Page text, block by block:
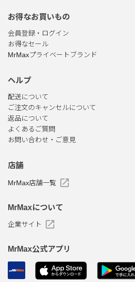
お得なお買いもの
会員登録・ログイン
お得なセール
MrMaxプライベートブランド
ヘルプ
配送について
ご注文のキャンセルについて
返品について
よくあるご質問
お問い合わせ・ご意見
店舗
MrMax店舗一覧
MrMaxについて
企業サイト
MrMax公式アプリ